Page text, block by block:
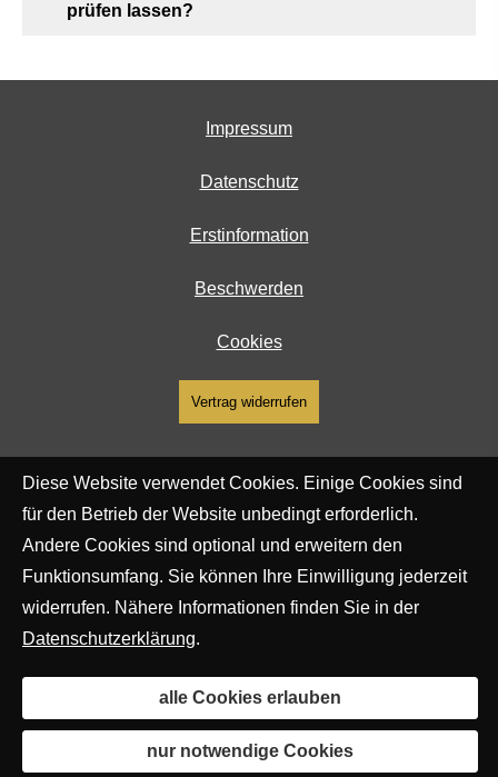
prüfen lassen?
Impressum
Datenschutz
Erstinformation
Beschwerden
Cookies
Vertrag widerrufen
Diese Website verwendet Cookies. Einige Cookies sind
für den Betrieb der Website unbedingt erforderlich.
Andere Cookies sind optional und erweitern den
Funktionsumfang. Sie können Ihre Einwilligung jederzeit
widerrufen. Nähere Informationen finden Sie in der
Datenschutzerklärung.
alle Cookies erlauben
nur notwendige Cookies